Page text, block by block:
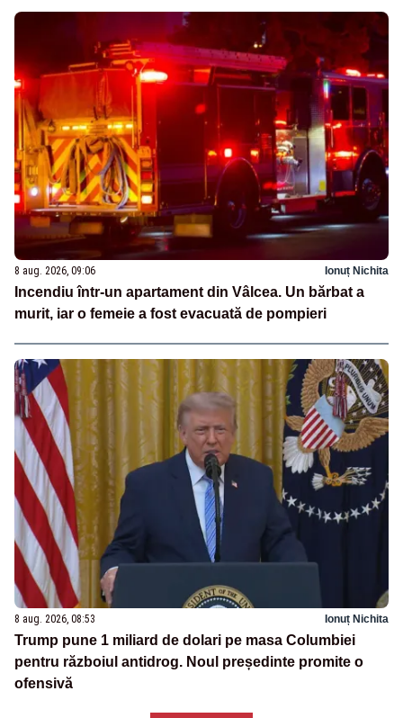
8 aug. 2026, 09:06 Ionuț Nichita
Incendiu într-un apartament din Vâlcea. Un bărbat a
murit, iar o femeie a fost evacuată de pompieri
8 aug. 2026, 08:53 Ionuț Nichita
Trump pune 1 miliard de dolari pe masa Columbiei
pentru războiul antidrog. Noul președinte promite o
ofensivă